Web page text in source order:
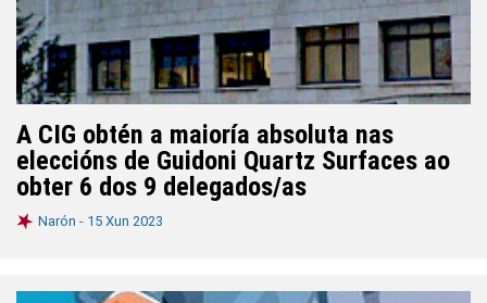
A CIG obtén a maioría absoluta nas
eleccións de Guidoni Quartz Surfaces ao
obter 6 dos 9 delegados/as
Narón - 15 Xun 2023